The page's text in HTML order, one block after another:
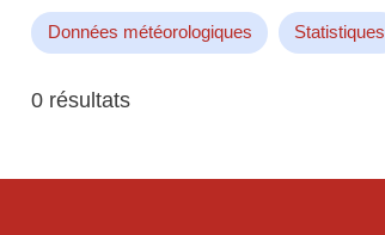
Données météorologiques Statistiques
0 résultats